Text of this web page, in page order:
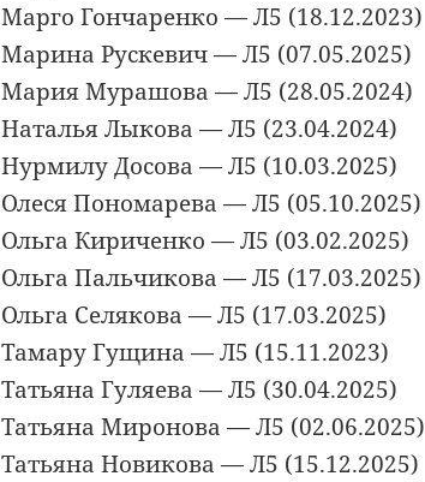
Марго Гончаренко — Л5 (18.12.2023)
Марина Рускевич — Л5 (07.05.2025)
Мария Мурашова — Л5 (28.05.2024)
Наталья Лыкова — Л5 (23.04.2024)
Нурмилу Досова — Л5 (10.03.2025)
Олеся Пономарева — Л5 (05.10.2025)
Ольга Кириченко — Л5 (03.02.2025)
Ольга Пальчикова — Л5 (17.03.2025)
Ольга Селякова — Л5 (17.03.2025)
Тамару Гущина — Л5 (15.11.2023)
Татьяна Гуляева — Л5 (30.04.2025)
Татьяна Миронова — Л5 (02.06.2025)
Татьяна Новикова — Л5 (15.12.2025)